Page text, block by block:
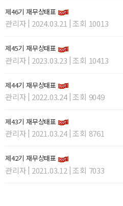
제46기 재무상태표
관리자 | 2024.03.21 | 조회 10013
제45기 재무상태표
관리자 | 2023.03.23 | 조회 10413
제44기 재무상태표
관리자 | 2022.03.24| 조회 9049
제43기 재무상태표
관리자 | 2021.03.24| 조회 8761
제42기 재무상태표
관리자 | 2021.03.12 | 조회 7033